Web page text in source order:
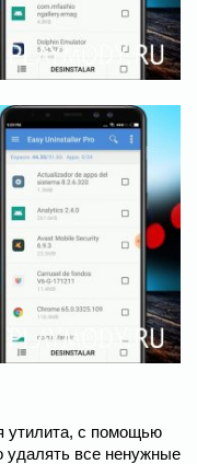
утилита, с помощью
удалять все ненужные